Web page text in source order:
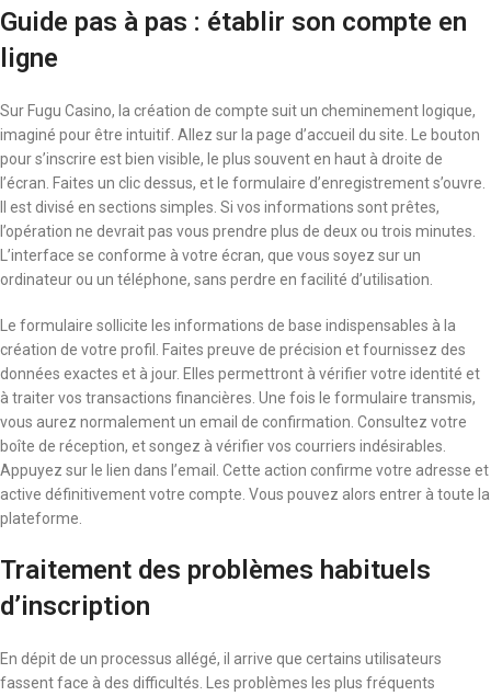
Guide pas à pas : établir son compte en
ligne
Sur Fugu Casino, la création de compte suit un cheminement logique,
imaginé pour être intuitif. Allez sur la page d’accueil du site. Le bouton
pour s’inscrire est bien visible, le plus souvent en haut à droite de
l’écran. Faites un clic dessus, et le formulaire d’enregistrement s’ouvre.
Il est divisé en sections simples. Si vos informations sont prêtes,
l’opération ne devrait pas vous prendre plus de deux ou trois minutes.
L’interface se conforme à votre écran, que vous soyez sur un
ordinateur ou un téléphone, sans perdre en facilité d’utilisation.
Le formulaire sollicite les informations de base indispensables à la
création de votre profil. Faites preuve de précision et fournissez des
données exactes et à jour. Elles permettront à vérifier votre identité et
à traiter vos transactions financières. Une fois le formulaire transmis,
vous aurez normalement un email de confirmation. Consultez votre
boîte de réception, et songez à vérifier vos courriers indésirables.
Appuyez sur le lien dans l’email. Cette action confirme votre adresse et
active définitivement votre compte. Vous pouvez alors entrer à toute la
plateforme.
Traitement des problèmes habituels
d’inscription
En dépit de un processus allégé, il arrive que certains utilisateurs
fassent face à des difficultés. Les problèmes les plus fréquents